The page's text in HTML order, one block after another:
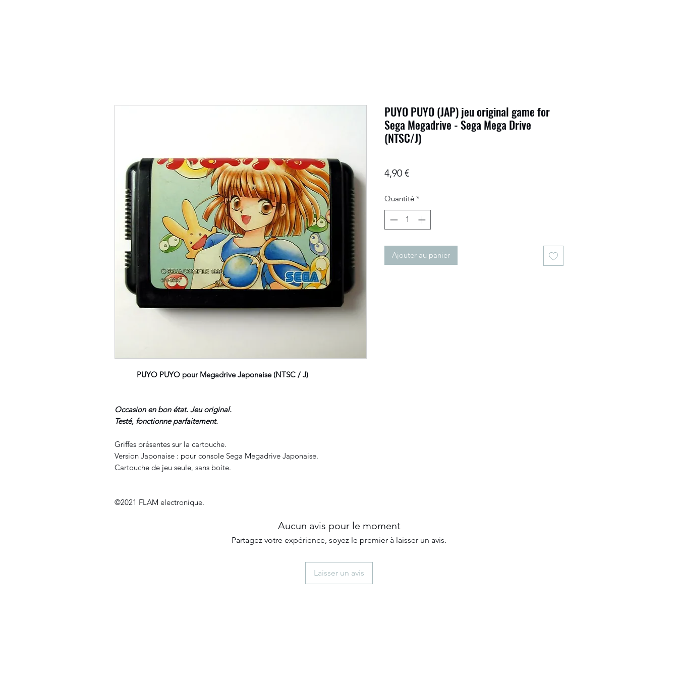
PUYO PUYO pour Megadrive Japonaise (NTSC / J)
Occasion en bon état. Jeu original.
Testé, fonctionne parfaitement.
Griffes présentes sur la cartouche.
Version Japonaise : pour console Sega Megadrive Japonaise.
Cartouche de jeu seule, sans boite.
©2021 FLAM electronique.
PUYO PUYO (JAP) jeu original game for
Sega Megadrive - Sega Mega Drive
(NTSC/J)
4,90 €Prix
Quantité *
Ajouter au panier
Aucun avis pour le moment
Partagez votre expérience, soyez le premier à laisser un avis.
Laisser un avis